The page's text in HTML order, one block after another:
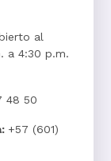
al
a 4:30 p.m.
48 50
+57 (601)